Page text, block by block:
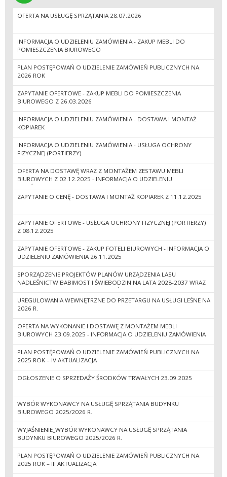
OFERTA NA USŁUGĘ SPRZĄTANIA 28.07.2026
INFORMACJA O UDZIELENIU ZAMÓWIENIA - ZAKUP MEBLI DO
POMIESZCZENIA BIUROWEGO
PLAN POSTĘPOWAŃ O UDZIELENIE ZAMÓWIEŃ PUBLICZNYCH NA
2026 ROK
ZAPYTANIE OFERTOWE - ZAKUP MEBLI DO POMIESZCZENIA
BIUROWEGO Z 26.03.2026
INFORMACJA O UDZIELENIU ZAMÓWIENIA - DOSTAWA I MONTAŻ
KOPIAREK
INFORMACJA O UDZIELENIU ZAMÓWIENIA - USŁUGA OCHRONY
FIZYCZNEJ (PORTIERZY)
OFERTA NA DOSTAWĘ WRAZ Z MONTAŻEM ZESTAWU MEBLI
BIUROWYCH Z 02.12.2025 - INFORMACJA O UDZIELENIU
ZAMÓWIENIA Z 19.12.2025
ZAPYTANIE O CENĘ - DOSTAWA I MONTAŻ KOPIAREK Z 11.12.2025
ZAPYTANIE OFERTOWE - USŁUGA OCHRONY FIZYCZNEJ (PORTIERZY)
Z 08.12.2025
ZAPYTANIE OFERTOWE - ZAKUP FOTELI BIUROWYCH - INFORMACJA O
UDZIELENIU ZAMÓWIENIA 26.11.2025
SPORZĄDZENIE PROJEKTÓW PLANÓW URZĄDZENIA LASU
NADLEŚNICTW BABIMOST I ŚWIEBODZIN NA LATA 2028-2037 WRAZ
Z PROGNOZĄ ODDZIAŁYWANIA NA ŚRODOWISKO ORAZ
OPRACOWAŃ SIEDLISKOWYCH NADLEŚNICTW WYMIARKI I LIPINKI
WG STANU NA 1 STYCZNIA 2028R
UREGULOWANIA WEWNĘTRZNE DO PRZETARGU NA USŁUGI LEŚNE NA
2026 R.
OFERTA NA WYKONANIE I DOSTAWĘ Z MONTAŻEM MEBLI
BIUROWYCH 23.09.2025 - INFORMACJA O UDZIELENIU ZAMÓWIENIA
15.10.2025
PLAN POSTĘPOWAŃ O UDZIELENIE ZAMÓWIEŃ PUBLICZNYCH NA
2025 ROK – IV AKTUALIZACJA
OGŁOSZENIE O SPRZEDAŻY ŚRODKÓW TRWAŁYCH 23.09.2025
WYBÓR WYKONAWCY NA USŁUGĘ SPRZĄTANIA BUDYNKU
BIUROWEGO 2025/2026 R.
WYJAŚNIENIE_WYBÓR WYKONAWCY NA USŁUGĘ SPRZĄTANIA
BUDYNKU BIUROWEGO 2025/2026 R.
PLAN POSTĘPOWAŃ O UDZIELENIE ZAMÓWIEŃ PUBLICZNYCH NA
2025 ROK – III AKTUALIZACJA